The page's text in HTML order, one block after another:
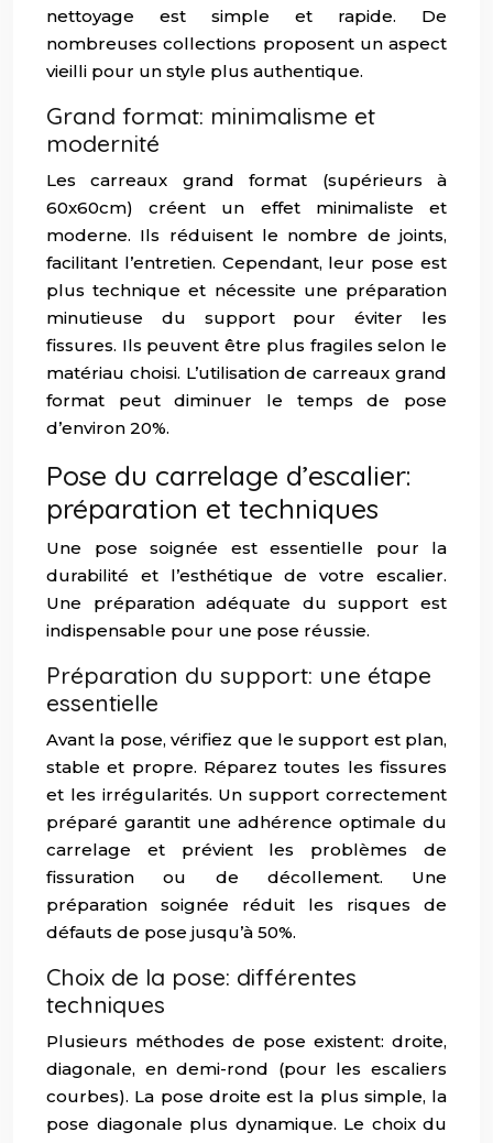
nettoyage est simple et rapide. De
nombreuses collections proposent un aspect
vieilli pour un style plus authentique.
Grand format: minimalisme et
modernité
Les carreaux grand format (supérieurs à
60x60cm) créent un effet minimaliste et
moderne. Ils réduisent le nombre de joints,
facilitant l’entretien. Cependant, leur pose est
plus technique et nécessite une préparation
minutieuse du support pour éviter les
fissures. Ils peuvent être plus fragiles selon le
matériau choisi. L’utilisation de carreaux grand
format peut diminuer le temps de pose
d’environ 20%.
Pose du carrelage d’escalier:
préparation et techniques
Une pose soignée est essentielle pour la
durabilité et l’esthétique de votre escalier.
Une préparation adéquate du support est
indispensable pour une pose réussie.
Préparation du support: une étape
essentielle
Avant la pose, vérifiez que le support est plan,
stable et propre. Réparez toutes les fissures
et les irrégularités. Un support correctement
préparé garantit une adhérence optimale du
carrelage et prévient les problèmes de
fissuration ou de décollement. Une
préparation soignée réduit les risques de
défauts de pose jusqu’à 50%.
Choix de la pose: différentes
techniques
Plusieurs méthodes de pose existent: droite,
diagonale, en demi-rond (pour les escaliers
courbes). La pose droite est la plus simple, la
pose diagonale plus dynamique. Le choix du